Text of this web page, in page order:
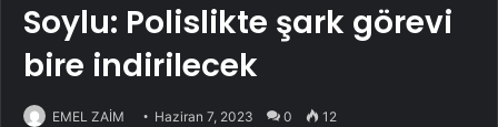
Soylu: Polislikte şark görevi
bire indirilecek
EMEL ZAİM Haziran 7, 2023 0 12